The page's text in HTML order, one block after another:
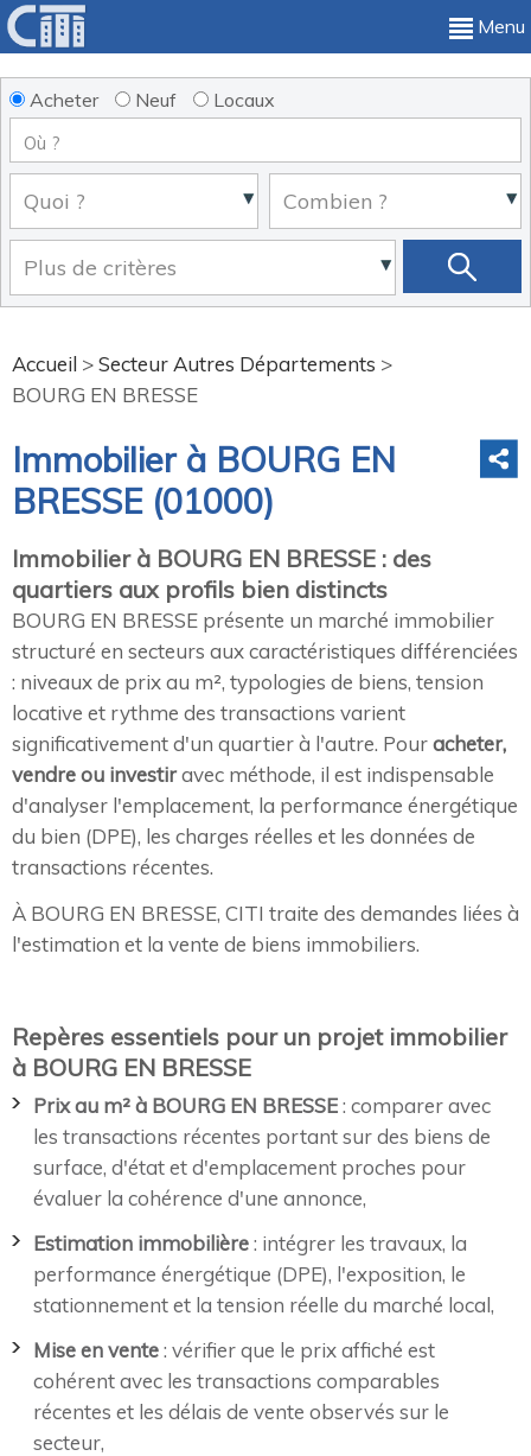
Menu
Acheter Neuf Locaux
Accueil >Secteur Autres Départements >
BOURG EN BRESSE
Immobilier à BOURG EN
BRESSE (01000)
Immobilier à BOURG EN BRESSE : des
quartiers aux profils bien distincts
BOURG EN BRESSE présente un marché immobilier
structuré en secteurs aux caractéristiques différenciées
: niveaux de prix au m², typologies de biens, tension
locative et rythme des transactions varient
significativement d'un quartier à l'autre. Pouracheter,
vendre ou investiravec méthode, il est indispensable
d'analyser l'emplacement, la performance énergétique
du bien (DPE), les charges réelles et les données de
transactions récentes.
À BOURG EN BRESSE, CITI traite des demandes liées à
l'estimation et la vente de biens immobiliers.
Repères essentiels pour un projet immobilier
à BOURG EN BRESSE
Prix au m² à BOURG EN BRESSE: comparer avec
les transactions récentes portant sur des biens de
surface, d'état et d'emplacement proches pour
évaluer la cohérence d'une annonce,
Estimation immobilière: intégrer les travaux, la
performance énergétique (DPE), l'exposition, le
stationnement et la tension réelle du marché local,
Mise en vente: vérifier que le prix affiché est
cohérent avec les transactions comparables
récentes et les délais de vente observés sur le
secteur,